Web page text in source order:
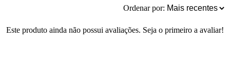
Ordenar por:
Este produto ainda não possui avaliações. Seja o primeiro a avaliar!